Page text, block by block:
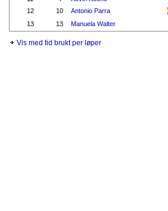
12
10 Antonio Parra
13
13 Manuela Walter
Vis med tid brukt per løper